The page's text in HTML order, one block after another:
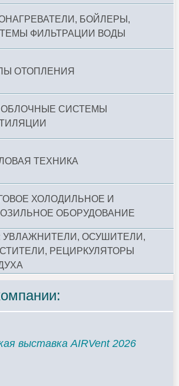
БОЙЛЕРЫ,
ФИЛЬТРАЦИИ ВОДЫ
ОТОПЛЕНИЯ
СИСТЕМЫ
ТЕХНИКА
ХОЛОДИЛЬНОЕ И
ОБОРУДОВАНИЕ
УВЛАЖНИТЕЛИ, ОСУШИТЕЛИ,
РЕЦИРКУЛЯТОРЫ
выставка AIRVent 2026